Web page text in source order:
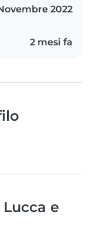
2022
2 mesi fa
e